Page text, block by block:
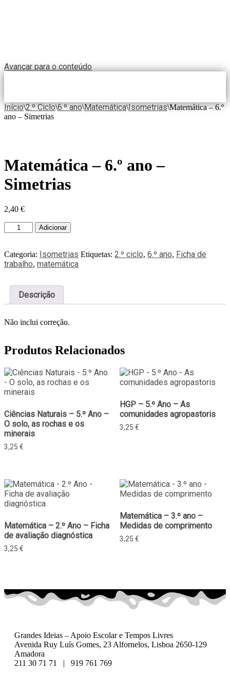
Avançar para o conteúdo
Início\2.º Ciclo\6.º ano\Matemática\Isometrias\Matemática – 6.º
ano – Simetrias
Matemática – 6.º ano –
Simetrias
2,40 €
Adicionar
Categoria: Isometrias Etiquetas: 2.º ciclo, 6.º ano, Ficha de
trabalho, matemática
Descrição
Não inclui correção.
Produtos Relacionados
Ciências Naturais – 5.º Ano –
O solo, as rochas e os
minerais
3,25 €
HGP – 5.º Ano – As
comunidades agropastoris
3,25 €
Matemática – 2.º Ano – Ficha
de avaliação diagnóstica
3,25 €
Matemática – 3.º ano –
Medidas de comprimento
3,25 €
Grandes Ideias – Apoio Escolar e Tempos Livres
Avenida Ruy Luís Gomes, 23 Alfornelos, Lisboa 2650-129
Amadora
211 30 71 71 | 919 761 769